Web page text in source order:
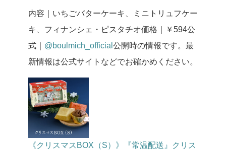
内容｜いちごバターケーキ、ミニトリュフケー
キ、フィナンシェ・ピスタチオ価格｜￥594公
式｜ @boulmich_official 公開時の情報です。最
新情報は公式サイトなどでお確かめください。
《クリスマスBOX（S）》『常温配送』クリス